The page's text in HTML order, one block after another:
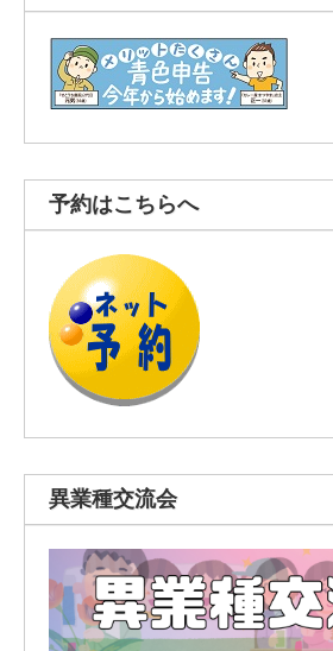
予約はこちらへ
異業種交流会